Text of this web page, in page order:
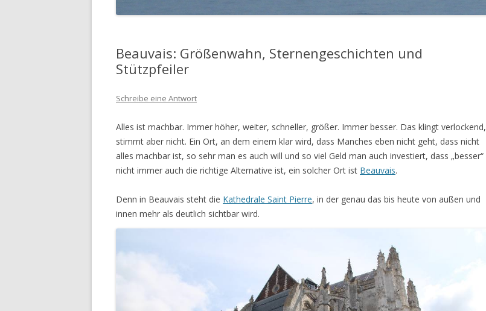
Beauvais: Größenwahn, Sternengeschichten und
Stützpfeiler
Schreibe eine Antwort
Alles ist machbar. Immer höher, weiter, schneller, größer. Immer besser. Das klingt verlockend,
stimmt aber nicht. Ein Ort, an dem einem klar wird, dass Manches eben nicht geht, dass nicht
alles machbar ist, so sehr man es auch will und so viel Geld man auch investiert, dass „besser“
nicht immer auch die richtige Alternative ist, ein solcher Ort ist Beauvais.
Denn in Beauvais steht die Kathedrale Saint Pierre, in der genau das bis heute von außen und
innen mehr als deutlich sichtbar wird.